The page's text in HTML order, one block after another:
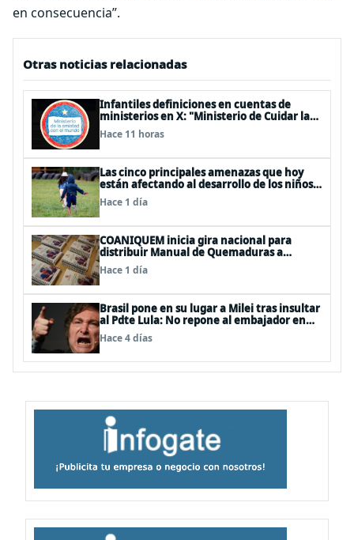
en consecuencia”.
Otras noticias relacionadas
Infantiles definiciones en cuentas de
ministerios en X: "Ministerio de Cuidar la
Plata", "Ministerio de la amistad..."
Hace 11 horas
Las cinco principales amenazas que hoy
están afectando al desarrollo de los niños
en Chile
Hace 1 día
COANIQUEM inicia gira nacional para
distribuir Manual de Quemaduras a
profesionales de la salud
Hace 1 día
Brasil pone en su lugar a Milei tras insultar
al Pdte Lula: No repone al embajador en
BBSS y rebaja la relación bilateral
Hace 4 días